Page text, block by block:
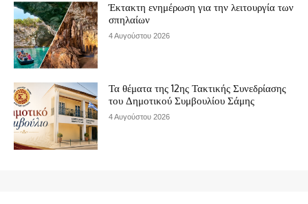
Έκτακτη ενημέρωση για την λειτουργία των
σπηλαίων
4 Αυγούστου 2026
Τα θέματα της 12ης Τακτικής Συνεδρίασης
του Δημοτικού Συμβουλίου Σάμης
4 Αυγούστου 2026